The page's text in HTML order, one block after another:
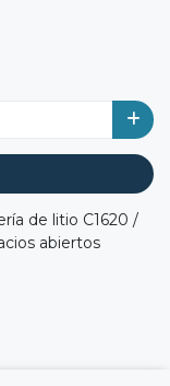
de litio C1620 /
abiertos